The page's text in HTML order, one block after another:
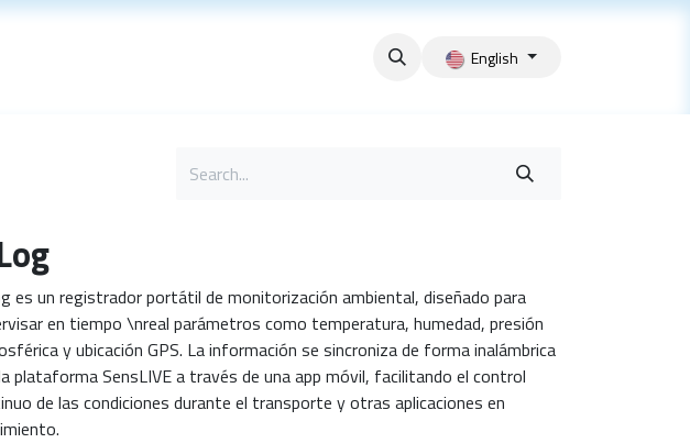
English
es un registrador portátil de monitorización ambiental, diseñado para
en tiempo \nreal parámetros como temperatura, humedad, presión
y ubicación GPS. La información se sincroniza de forma inalámbrica
plataforma SensLIVE a través de una app móvil, facilitando el control
de las condiciones durante el transporte y otras aplicaciones en